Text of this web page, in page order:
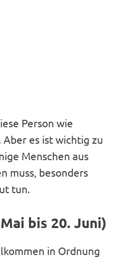
Person wie
es ist wichtig zu
Menschen aus
muss, besonders
tun.
bis 20. Juni)
in Ordnung